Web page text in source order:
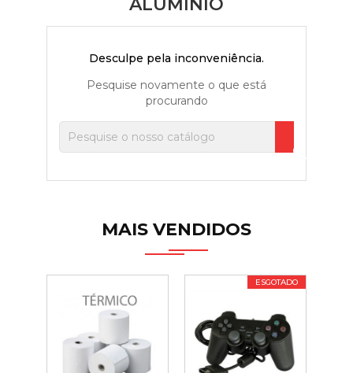
Desculpe pela inconveniência.
Pesquise novamente o que está
procurando

MAIS VENDIDOS
ESGOTADO